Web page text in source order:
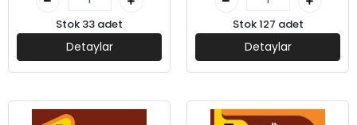
Stok 33 adet
Detaylar
Stok 127 adet
Detaylar